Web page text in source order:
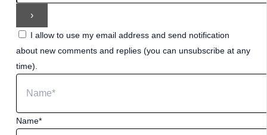
I allow to use my email address and send notification
about new comments and replies (you can unsubscribe at any
time).
Name*